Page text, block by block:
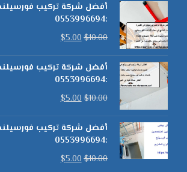
أفضل شركة تركيب
:0553996694
$10.00
$5.00
أفضل شركة تركيب
:0553996694
$10.00
$5.00
أفضل شركة تركيب
:0553996694
$10.00
$5.00